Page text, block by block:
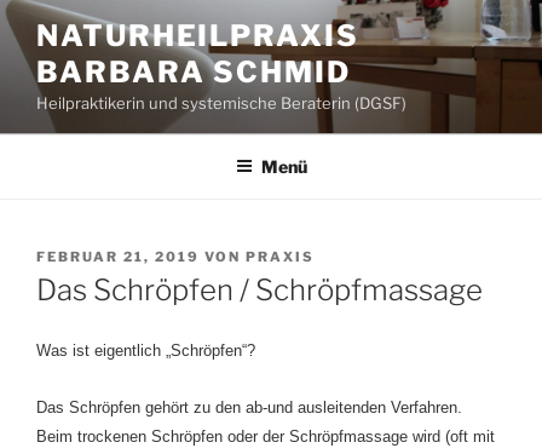
Zum
Inhalt
springen
NATURHEILPRAXIS
BARBARA SCHMID
Heilpraktikerin und systemische Beraterin (DGSF)
Menü
VERÖFFENTLICHT
AM
FEBRUAR 21, 2019 VON PRAXIS
Das Schröpfen / Schröpfmassage
Was ist eigentlich „Schröpfen“?
Das Schröpfen gehört zu den ab-und ausleitenden Verfahren.
Beim trockenen Schröpfen oder der Schröpfmassage wird (oft mit